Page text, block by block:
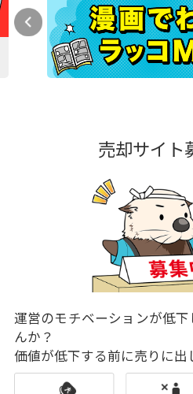
売却サイト
運営のモチベーションが低
んか？
価値が低下する前に売りに出